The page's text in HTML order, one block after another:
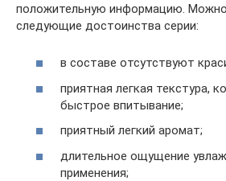
положительную информацию.
следующие достоинства серии:
в составе отсутствуют
приятная легкая текстура,
быстрое впитывание;
приятный легкий аромат;
длительное ощущение
применения;